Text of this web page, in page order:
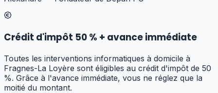
Crédit d'impôt 50 % + avance immédiate
Toutes les interventions informatiques à domicile à
Fragnes-La Loyère sont éligibles au crédit d'impôt de 50
%. Grâce à l'avance immédiate, vous ne réglez que la
moitié du montant.